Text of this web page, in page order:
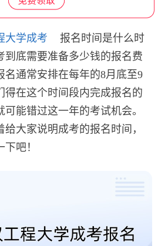
大学成考
报名时间是什么时
到底需要准备多少钱的报名费
名通常安排在每年的8月底至9
得在这个时间段内完成报名的
能错过这一年的考试机会。
大家说明成考的报名时间，
吧！